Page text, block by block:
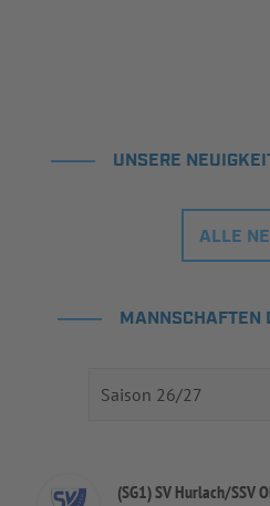
UNSERE
ALLE
MANNSCHAFTEN
(SG1) SV Hurlach/SSV